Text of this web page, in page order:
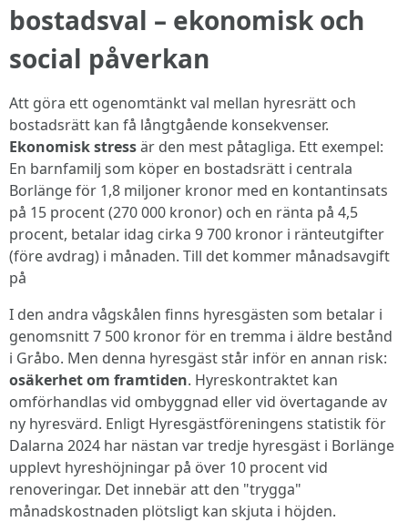
bostadsval – ekonomisk och
social påverkan
Att göra ett ogenomtänkt val mellan hyresrätt och
bostadsrätt kan få långtgående konsekvenser.
Ekonomisk stressär den mest påtagliga. Ett exempel:
En barnfamilj som köper en bostadsrätt i centrala
Borlänge för 1,8 miljoner kronor med en kontantinsats
på 15 procent (270 000 kronor) och en ränta på 4,5
procent, betalar idag cirka 9 700 kronor i ränteutgifter
(före avdrag) i månaden. Till det kommer månadsavgift
på
I den andra vågskålen finns hyresgästen som betalar i
genomsnitt 7 500 kronor för en tremma i äldre bestånd
i Gråbo. Men denna hyresgäst står inför en annan risk:
osäkerhet om framtiden. Hyreskontraktet kan
omförhandlas vid ombyggnad eller vid övertagande av
ny hyresvärd. Enligt Hyresgästföreningens statistik för
Dalarna 2024 har nästan var tredje hyresgäst i Borlänge
upplevt hyreshöjningar på över 10 procent vid
renoveringar. Det innebär att den "trygga"
månadskostnaden plötsligt kan skjuta i höjden.